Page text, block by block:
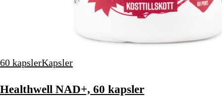
60 kapslerKapsler
Healthwell NAD+, 60 kapsler